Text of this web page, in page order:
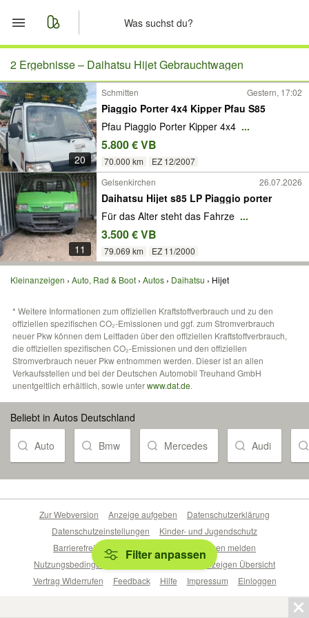
Start
Merkliste
Nachrichten
Anzeige aufgeben
2 Ergebnisse – Daihatsu Hijet Gebrauchtwagen
20
Schmitten Gestern, 17:02
Piaggio Porter 4x4 Kipper Pfau S85
Pfau Piaggio Porter Kipper 4x4 ...
5.800 € VB
70.000 km EZ 12/2007
11
Gelsenkirchen 26.07.2026
Daihatsu Hijet s85 LP Piaggio porter
Für das Alter steht das Fahrze ...
3.500 € VB
79.069 km EZ 11/2000
Kleinanzeigen Auto, Rad & Boot Autos Daihatsu Hijet
* Weitere Informationen zum offiziellen Kraftstoffverbrauch und zu den
offiziellen spezifischen CO₂-Emissionen und ggf. zum Stromverbrauch
neuer Pkw können dem Leitfaden über den offiziellen Kraftstoffverbrauch,
die offiziellen spezifischen CO₂-Emissionen und den offiziellen
Stromverbrauch neuer Pkw entnommen werden. Dieser ist an allen
Verkaufsstellen und bei der Deutschen Automobil Treuhand GmbH
unentgeltlich erhältlich, sowie unterwww.dat.de.
Beliebt in Autos Deutschland
Auto Bmw Mercedes Audi
Filter anpassen
Zur Webversion Anzeige aufgeben
Datenschutzerklärung
Datenschutzeinstellungen
Kinder- und Jugendschutz
Barrierefreiheitserklärung
Sicherheitslücken melden
Nutzungsbedingungen
Beliebte Suchen
Anzeigen Übersicht
Vertrag Widerrufen
Feedback Hilfe Impressum Einloggen